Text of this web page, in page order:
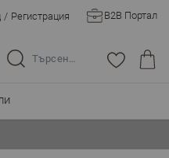
/ Регистрация B2B Портал
Търсене в целия магазин...